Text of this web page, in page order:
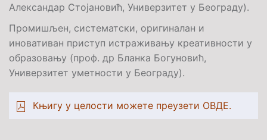
Александар Стојановић, Универзитет у Београду).
Промишљен, систематски, оригиналан и
иновативан приступ истраживању креативности у
образовању (проф. др Бланка Богуновић,
Универзитет уметности у Београду).
Књигу у целости можете преузети ОВДЕ.